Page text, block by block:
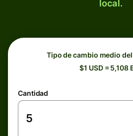
local.
Tipo de cambio medio
$1 USD = 5,108
Cantidad